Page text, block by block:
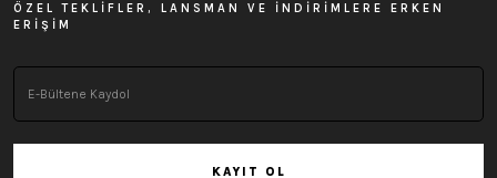
ÖZEL TEKLİFLER, LANSMAN VE İNDİRİMLERE ERKEN
ERİŞİM
KAYIT OL